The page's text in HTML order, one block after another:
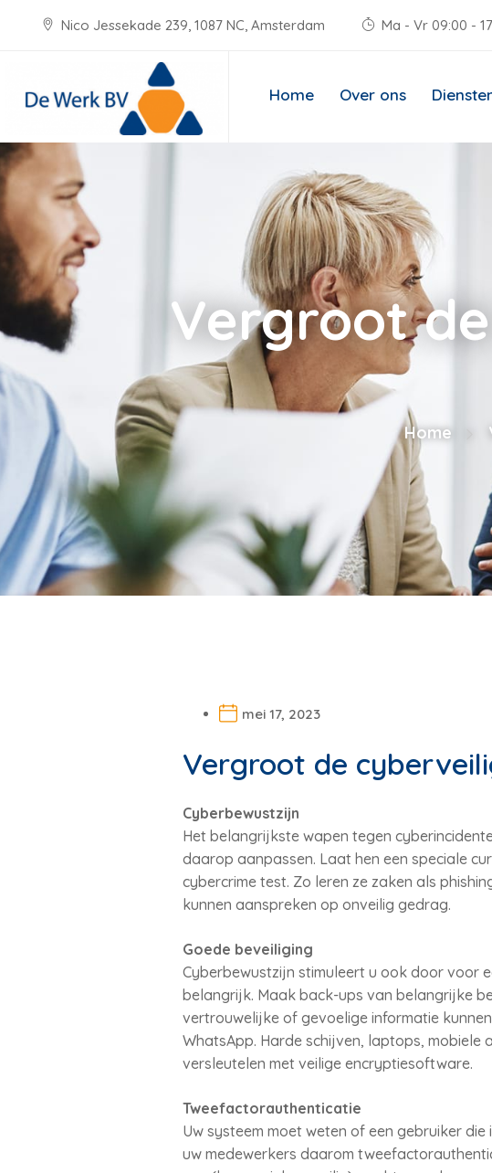
Nico Jessekade 239, 1087 NC, Amsterdam Ma - Vr 09:00 -
Home Over ons
Vergroot
Home
mei 17, 2023
Vergroot de
Cyberbewustzijn
Het belangrijkste wapen tegen
daarop aanpassen. Laat hen een speciale
cybercrime test. Zo leren ze zaken als
kunnen aanspreken op onveilig gedrag.
Goede beveiliging
Cyberbewustzijn stimuleert u ook door voor
belangrijk. Maak back-ups van belangrijke
vertrouwelijke of gevoelige informatie
WhatsApp. Harde schijven, laptops,
versleutelen met veilige encryptiesoftware.
Tweefactorauthenticatie
Uw systeem moet weten of een gebruiker
uw medewerkers daarom